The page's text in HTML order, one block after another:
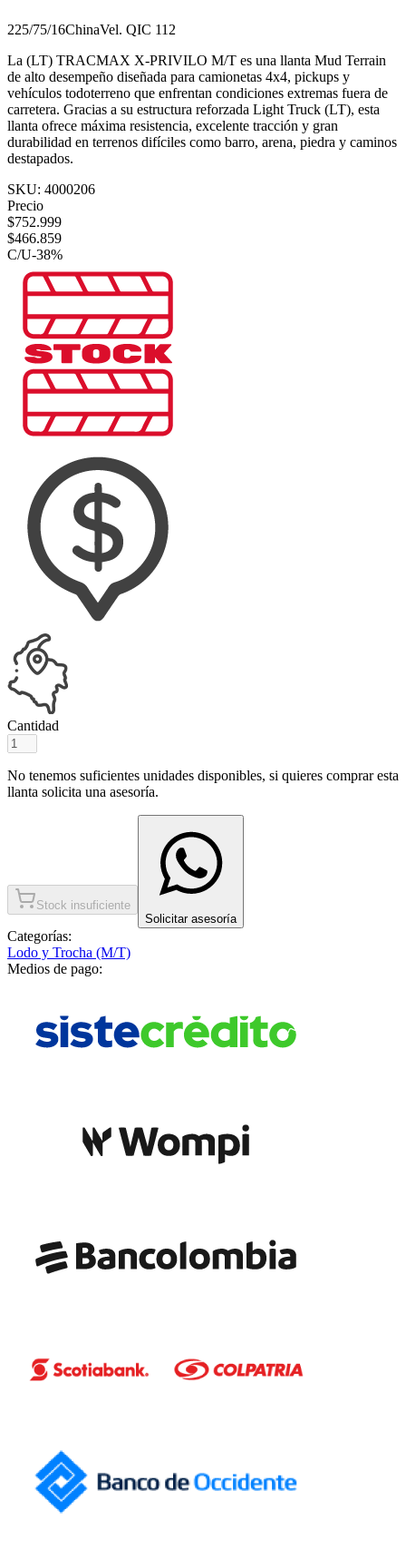
225/75/16ChinaVel. QIC 112
La (LT) TRACMAX X-PRIVILO M/T es una llanta Mud Terrain
de alto desempeño diseñada para camionetas 4x4, pickups y
vehículos todoterreno que enfrentan condiciones extremas fuera de
carretera. Gracias a su estructura reforzada Light Truck (LT), esta
llanta ofrece máxima resistencia, excelente tracción y gran
durabilidad en terrenos difíciles como barro, arena, piedra y caminos
destapados.
SKU: 4000206
Precio
$752.999
$466.859
C/U-38%
Cantidad
No tenemos suficientes unidades disponibles, si quieres comprar esta
llanta solicita una asesoría.
Stock insuficiente
Solicitar asesoría
Categorías:
Lodo y Trocha (M/T)
Medios de pago: